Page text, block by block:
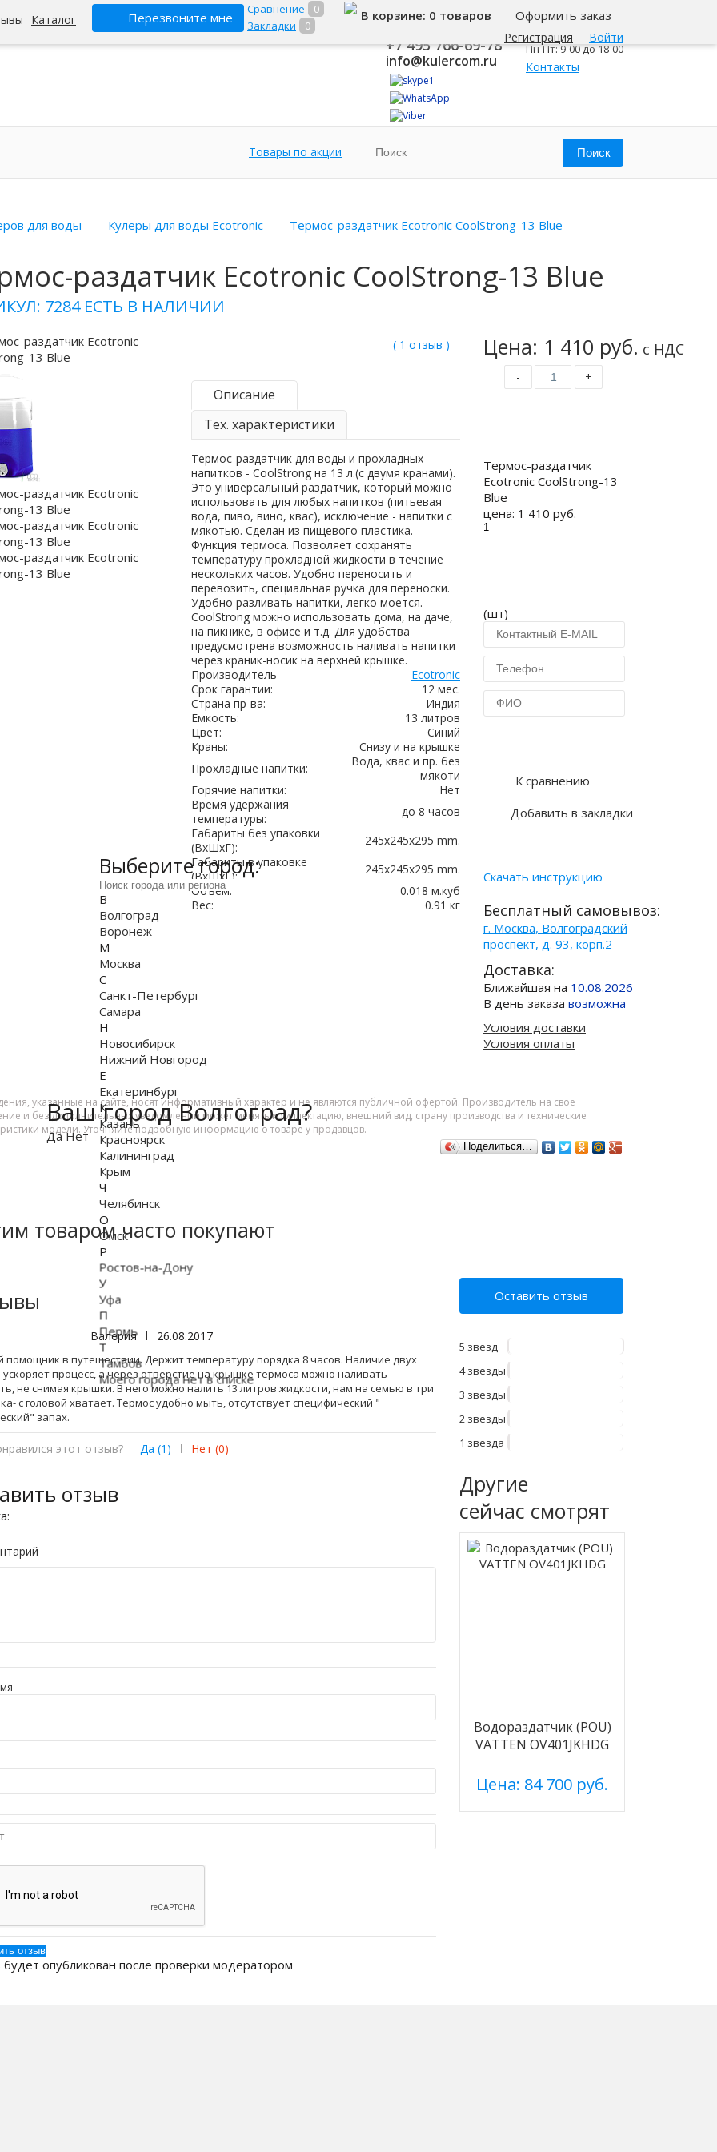
Каталог Перезвоните мне
Сравнение
0
Закладки
0
Регистрация Войти
В корзине: 0 товаров Оформить заказ
8 800 500-345-1
+7 495 766-69-78
info@kulercom.ru
Москва
Пн-Пт: 9-00 до 18-00
Контакты
Товары по акции
для воды Кулеры для воды Ecotronic Термос-раздатчик Ecotronic CoolStrong-13 Blue
раздатчик Ecotronic CoolStrong-13 Blue
7284 ЕСТЬ В НАЛИЧИИ
Цена: 1 410 руб. с НДС
- +
Термос-раздатчик
Ecotronic CoolStrong-13
Blue
цена: 1 410 руб.
(шт)
К сравнению
Добавить в закладки
Скачать инструкцию
Бесплатный самовывоз:
г. Москва, Волгоградский
проспект, д. 93, корп.2
Доставка:
Ближайшая на 10.08.2026
В день заказа возможна
Условия доставки
Условия оплаты
( 1 отзыв )
Описание
Тех. характеристики
Термос-раздатчик для воды и прохладных
напитков - CoolStrong на 13 л.(с двумя кранами).
Это универсальный раздатчик, который можно
использовать для любых напитков (питьевая
вода, пиво, вино, квас), исключение - напитки с
мякотью. Сделан из пищевого пластика.
Функция термоса. Позволяет сохранять
температуру прохладной жидкости в течение
нескольких часов. Удобно переносить и
перевозить, специальная ручка для переноски.
Удобно разливать напитки, легко моется.
CoolStrong можно использовать дома, на даче,
на пикнике, в офисе и т.д. Для удобства
предусмотрена возможность наливать напитки
через краник-носик на верхней крышке.
Производитель
Ecotronic
Срок гарантии:
12 мес.
Страна пр-ва:
Индия
Емкость:
13 литров
Цвет:
Синий
Краны:
Снизу и на крышке
Прохладные напитки:
Вода, квас и пр. без
мякоти
Горячие напитки:
Нет
Время удержания
температуры:
до 8 часов
Габариты без упаковки
(ВxШxГ):
245x245x295 mm.
Габариты в упаковке
(ВxШxГ):
245x245x295 mm.
Объем:
0.018 м.куб
Вес:
0.91 кг
указанные на сайте, носят информативный характер и не являются публичной офертой. Производитель на свое
и без дополнительных уведомлений может менять комплектацию, внешний вид, страну производства и технические
модели. Уточняйте подробную информацию о товаре у продавцов.
Поделиться…
товаром часто покупают
Валерия | 26.08.2017
помощник в путешествии. Держит температуру порядка 8 часов. Наличие двух
процесс, а через отверстие на крышке термоса можно наливать
не снимая крышки. В него можно налить 13 литров жидкости, нам на семью в три
с головой хватает. Термос удобно мыть, отсутствует специфический "
запах.
этот отзыв? Да (1 ) | Нет (0)
отзыв
опубликован после проверки модератором
Оставить отзыв
5 звезд
4 звезды
3 звезды
2 звезды
1 звезда
Другие
сейчас смотрят
Водораздатчик (POU)
VATTEN OV401JKHDG
Цена: 84 700 руб.
Ваш город Волгоград?
Да Нет
Выберите город:
В
Волгоград
Воронеж
М
Москва
С
Санкт-Петербург
Самара
Н
Новосибирск
Нижний Новгород
Е
Екатеринбург
К
Казань
Красноярск
Калининград
Крым
Ч
Челябинск
О
Омск
Р
Ростов-на-Дону
У
Уфа
П
Пермь
Т
Тамбов
Моего города нет в списке